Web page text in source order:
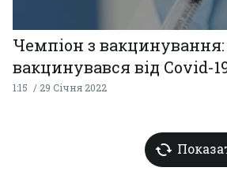
Чемпіон з
вакцинувався від Covid-
1:15 29 Січня 2022